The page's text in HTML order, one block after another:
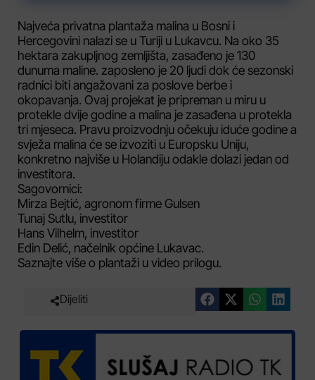
Najveća privatna plantaža malina u Bosni i
Hercegovini nalazi se u Turiji u Lukavcu. Na oko 35
hektara zakupljnog zemljišta, zasađeno je 130
dunuma maline. zaposleno je 20 ljudi dok će sezonski
radnici biti angažovani za poslove berbe i
okopavanja. Ovaj projekat je pripreman u miru u
protekle dvije godine a malina je zasađena u protekla
tri mjeseca. Pravu proizvodnju očekuju iduće godine a
svježa malina će se izvoziti u Europsku Uniju,
konkretno najviše u Holandiju odakle dolazi jedan od
investitora.
Sagovornici:
Mirza Bejtić, agronom firme Gulsen
Tunaj Sutlu, investitor
Hans Vilhelm, investitor
Edin Delić, načelnik općine Lukavac.
Saznajte više o plantaži u video prilogu.
Dijeliti